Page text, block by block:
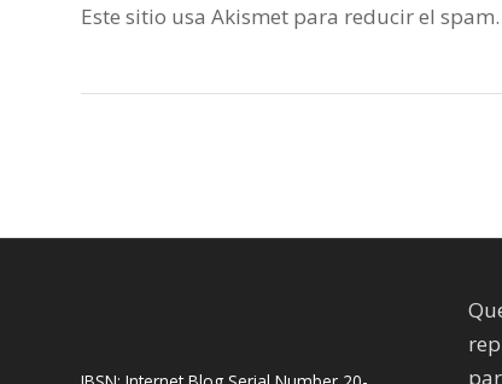
Este sitio usa Akismet para reducir el spam.